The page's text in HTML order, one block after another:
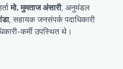
मो. मुमताज अंसारी, अनुमंडल
, सहायक जनसंपर्क पदाधिकारी
कर्मी उपस्थित थे।